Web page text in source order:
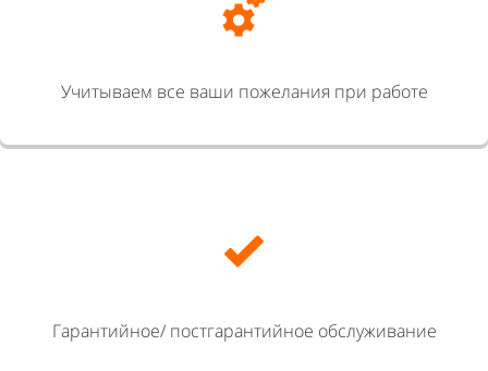
Учитываем все ваши пожелания при работе
Гарантийное/ постгарантийное обслуживание